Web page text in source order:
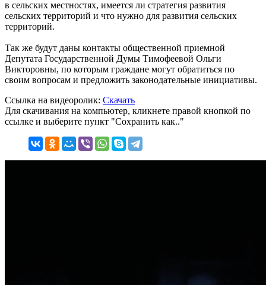
в сельских местностях, имеется ли стратегия развития
сельских территорий и что нужно для развития сельских
территорий.
Так же будут даны контакты общественной приемной
Депутата Государственной Думы Тимофеевой Ольги
Викторовны, по которым граждане могут обратиться по
своим вопросам и предложить законодательные инициативы.
Ссылка на видеоролик: Скачать
Для скачивания на компьютер, кликнете правой кнопкой по
ссылке и выберите пункт "Сохранить как.."